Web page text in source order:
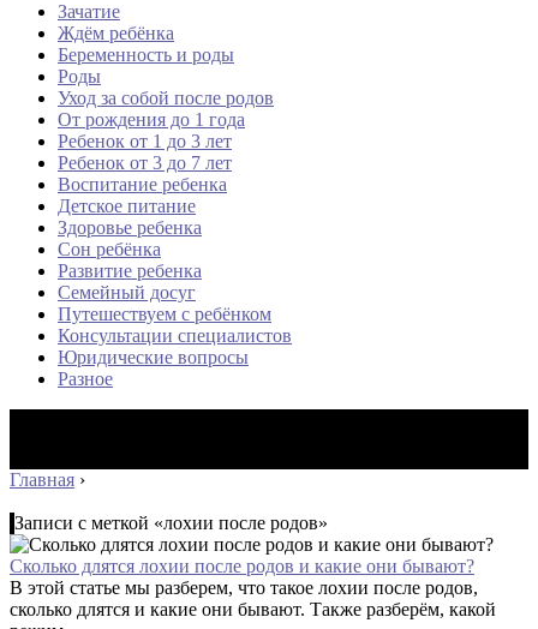
Зачатие
Ждём ребёнка
Беременность и роды
Роды
Уход за собой после родов
От рождения до 1 года
Ребенок от 1 до 3 лет
Ребенок от 3 до 7 лет
Воспитание ребенка
Детское питание
Здоровье ребенка
Сон ребёнка
Развитие ребенка
Семейный досуг
Путешествуем с ребёнком
Консультации специалистов
Юридические вопросы
Разное
Главная ›
Записи с меткой «лохии после родов»
Сколько длятся лохии после родов и какие они бывают?
В этой статье мы разберем, что такое лохии после родов,
сколько длятся и какие они бывают. Также разберём, какой